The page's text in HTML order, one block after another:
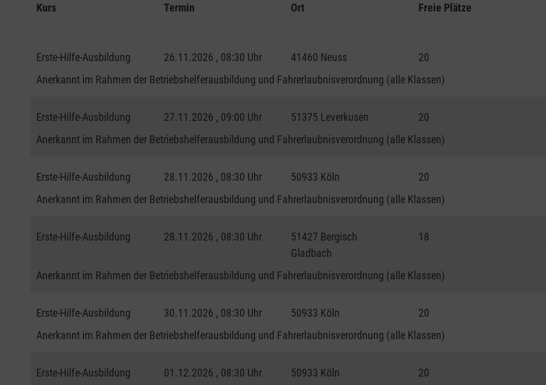
Kurs Termin Ort Freie Plätze
Erste-Hilfe-Ausbildung 26.11.2026 , 08:30 Uhr 41460 Neuss 20
Anerkannt im Rahmen der Betriebshelferausbildung und Fahrerlaubnisverordnung (alle Klassen)
Erste-Hilfe-Ausbildung 27.11.2026 , 09:00 Uhr 51375 Leverkusen 20
Anerkannt im Rahmen der Betriebshelferausbildung und Fahrerlaubnisverordnung (alle Klassen)
Erste-Hilfe-Ausbildung 28.11.2026 , 08:30 Uhr 50933 Köln 20
Anerkannt im Rahmen der Betriebshelferausbildung und Fahrerlaubnisverordnung (alle Klassen)
Erste-Hilfe-Ausbildung 28.11.2026 , 08:30 Uhr
51427 Bergisch
Gladbach
18
Anerkannt im Rahmen der Betriebshelferausbildung und Fahrerlaubnisverordnung (alle Klassen)
Erste-Hilfe-Ausbildung 30.11.2026 , 08:30 Uhr 50933 Köln 20
Anerkannt im Rahmen der Betriebshelferausbildung und Fahrerlaubnisverordnung (alle Klassen)
Erste-Hilfe-Ausbildung 01.12.2026 , 08:30 Uhr 50933 Köln 20